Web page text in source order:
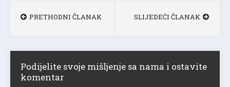
PRETHODNI ČLANAK SLIJEDEĆI ČLANAK
Podijelite svoje mišljenje sa nama i ostavite
komentar